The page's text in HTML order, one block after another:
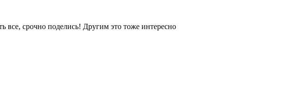
срочно поделись! Другим это тоже интересно